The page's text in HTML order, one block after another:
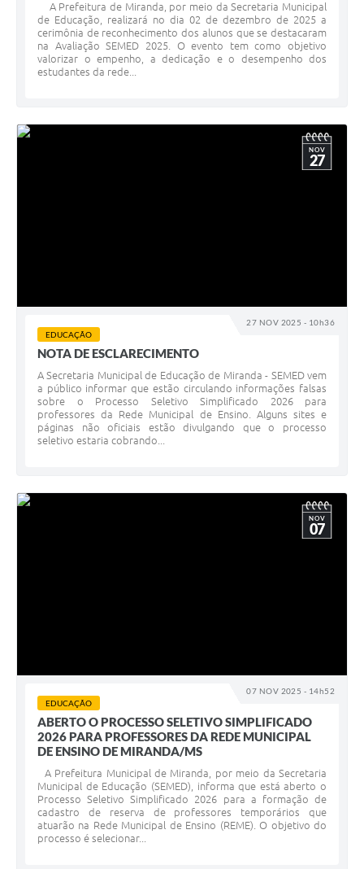
A Prefeitura de Miranda, por meio da Secretaria Municipal
de Educação, realizará no dia 02 de dezembro de 2025 a
cerimônia de reconhecimento dos alunos que se destacaram
na Avaliação SEMED 2025. O evento tem como objetivo
valorizar o empenho, a dedicação e o desempenho dos
estudantes da rede...
27 NOV 2025 - 10h36
NOV
27
EDUCAÇÃO
NOTA DE ESCLARECIMENTO
A Secretaria Municipal de Educação de Miranda - SEMED vem
a público informar que estão circulando informações falsas
sobre o Processo Seletivo Simplificado 2026 para
professores da Rede Municipal de Ensino. Alguns sites e
páginas não oficiais estão divulgando que o processo
seletivo estaria cobrando...
07 NOV 2025 - 14h52
NOV
07
EDUCAÇÃO
ABERTO O PROCESSO SELETIVO SIMPLIFICADO
2026 PARA PROFESSORES DA REDE MUNICIPAL
DE ENSINO DE MIRANDA/MS
A Prefeitura Municipal de Miranda, por meio da Secretaria
Municipal de Educação (SEMED), informa que está aberto o
Processo Seletivo Simplificado 2026 para a formação de
cadastro de reserva de professores temporários que
atuarão na Rede Municipal de Ensino (REME). O objetivo do
processo é selecionar...